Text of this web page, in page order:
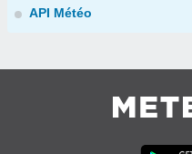
API Météo